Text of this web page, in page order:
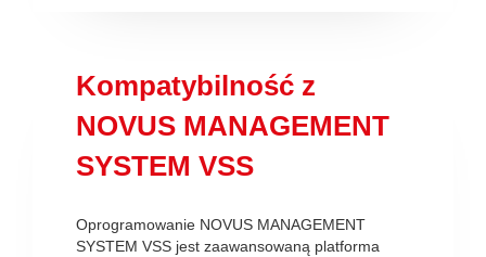
Kompatybilność z
NOVUS MANAGEMENT
SYSTEM VSS
Oprogramowanie NOVUS MANAGEMENT
SYSTEM VSS jest zaawansowaną platforma